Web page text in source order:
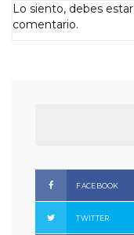
Lo siento, debes estar
comentario.
FACEBOOK
TWITTER